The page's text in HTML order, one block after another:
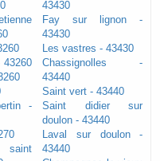
-
43430
Fay sur lignon -
43430
Les vastres - 43430
Chassignolles -
43440
Saint vert - 43440
Saint didier sur
doulon - 43440
Laval sur doulon -
43440